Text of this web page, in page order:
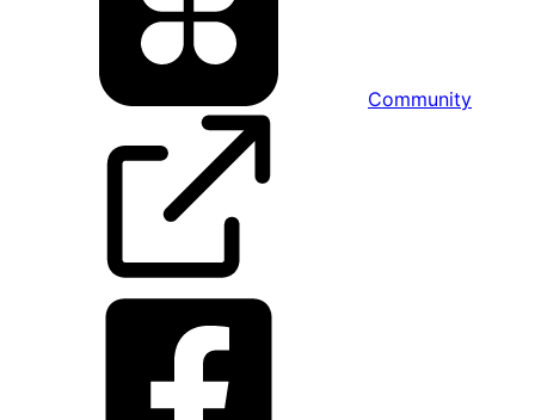
Community